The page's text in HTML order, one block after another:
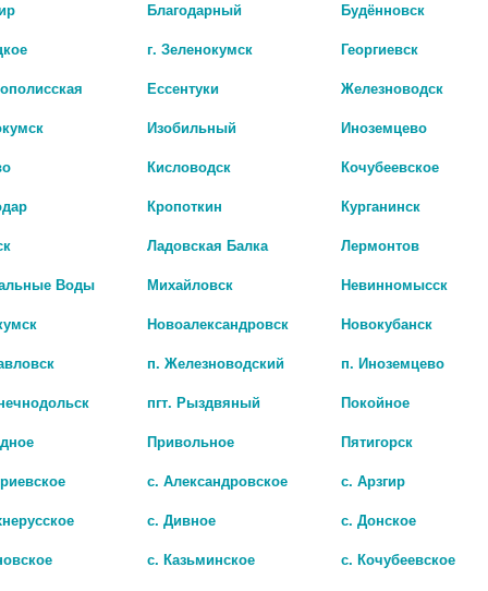
нестерильная изготавливается из
белизну (более 85%) и
различных ватно-марлевых изделий:
для медицинских целей в
Наличие в
АГЛФ №6 г.
Благодарный
Будённовск
г. Зеленокумск
Георгиевск
Ессентуки
Железноводск
Изобильный
Иноземцево
Кисловодск
Кочубеевское
Кропоткин
Курганинск
Ладовская Балка
Лермонтов
Воды
Михайловск
Невинномысск
Новоалександровск
Новокубанск
п. Железноводский
п. Иноземцево
пгт. Рыздвяный
Покойное
Привольное
Пятигорск
с. Александровское
с. Арзгир
с. Дивное
с. Донское
с. Казьминское
с. Кочубеевское